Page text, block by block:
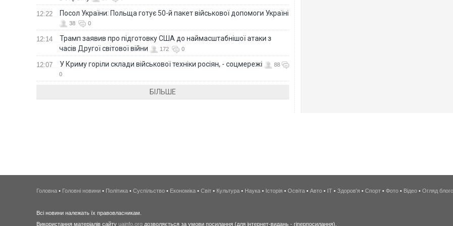
12:22 Посол України: Польща готує 50-й пакет військової допомоги Україні
38 0
12:14
Трамп заявив про підготовку США до наймасштабнішої атаки з
часів Другої світової війни
172 0
12:07 У Криму горіли склади військової техніки росіян, - соцмережі
88
0
БІЛЬШЕ
Головна • Головні новини • Політика • Суспільство • Економіка • Світ • Культура • Наука • Історія • Освіта • Авто • IT • Здоров'я • Спорт • Фото • Відео • Огляд
Всі новини належать їх правовласникам.
Використання матеріалів сайту uainfo.org дозволяється за умови посилання (для інтернет-видань - гіперпосилання).